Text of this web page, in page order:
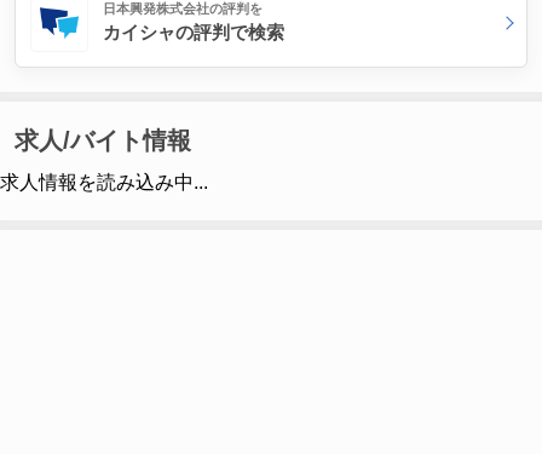
日本興発株式会社の評判を
カイシャの評判で検索
求人/バイト情報
求人情報を読み込み中...